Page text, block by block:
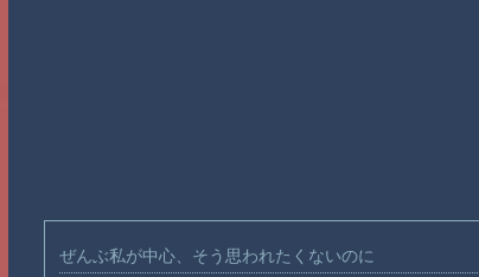
ぜんぶ私が中心、そう思われたくないのに